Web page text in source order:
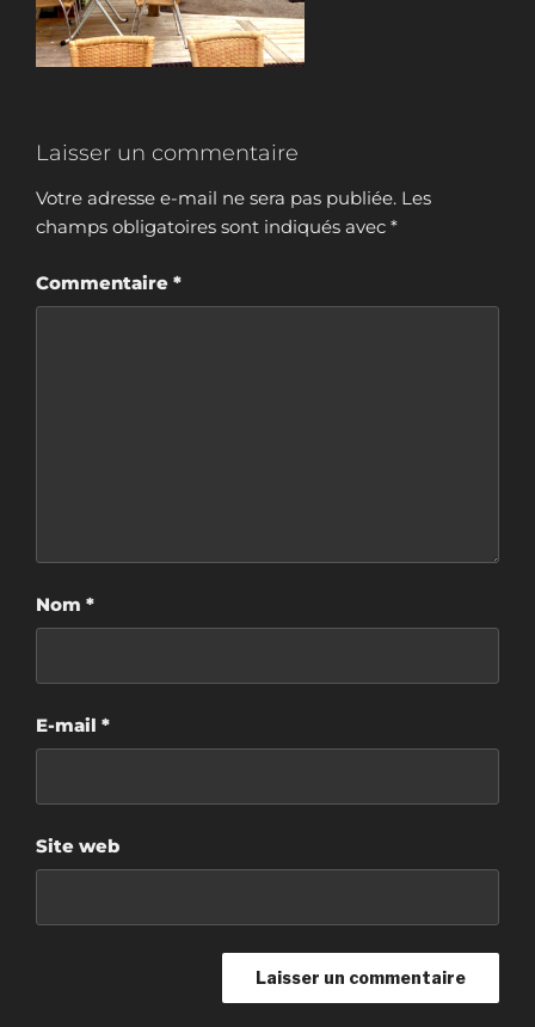
Laisser un commentaire
Votre adresse e-mail ne sera pas publiée. Les
champs obligatoires sont indiqués avec *
Commentaire *
Nom *
E-mail *
Site web